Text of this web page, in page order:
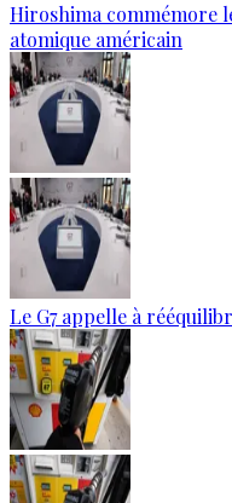
Hiroshima commémore
atomique américain
Le G7 appelle à